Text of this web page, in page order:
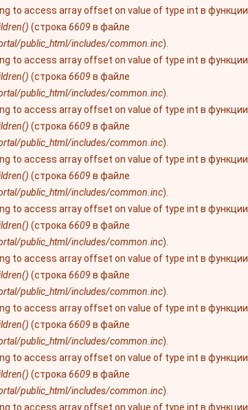
to access array offset on value of type int в функции
(строка 6609 в файле
public_html/includes/common.inc).
to access array offset on value of type int в функции
(строка 6609 в файле
public_html/includes/common.inc).
to access array offset on value of type int в функции
(строка 6609 в файле
public_html/includes/common.inc).
to access array offset on value of type int в функции
(строка 6609 в файле
public_html/includes/common.inc).
to access array offset on value of type int в функции
(строка 6609 в файле
public_html/includes/common.inc).
to access array offset on value of type int в функции
(строка 6609 в файле
public_html/includes/common.inc).
to access array offset on value of type int в функции
(строка 6609 в файле
public_html/includes/common.inc).
to access array offset on value of type int в функции
(строка 6609 в файле
public_html/includes/common.inc).
to access array offset on value of type int в функции